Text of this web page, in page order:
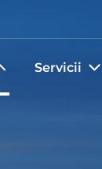
Servicii